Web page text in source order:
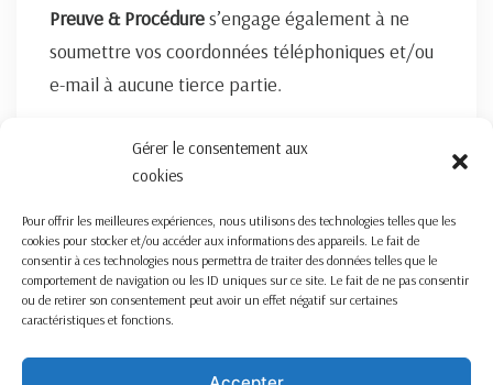
Gérer le consentement aux
cookies
Pour offrir les meilleures expériences, nous utilisons des technologies telles que les
cookies pour stocker et/ou accéder aux informations des appareils. Le fait de
consentir à ces technologies nous permettra de traiter des données telles que le
comportement de navigation ou les ID uniques sur ce site. Le fait de ne pas consentir
ou de retirer son consentement peut avoir un effet négatif sur certaines
caractéristiques et fonctions.
Preuve & Procédures’engage également à ne
soumettre vos coordonnées téléphoniques et/ou
e-mail à aucune tierce partie.
FORMULAIRE DE CONTACT ICI
Nous travaillons sur la France entière